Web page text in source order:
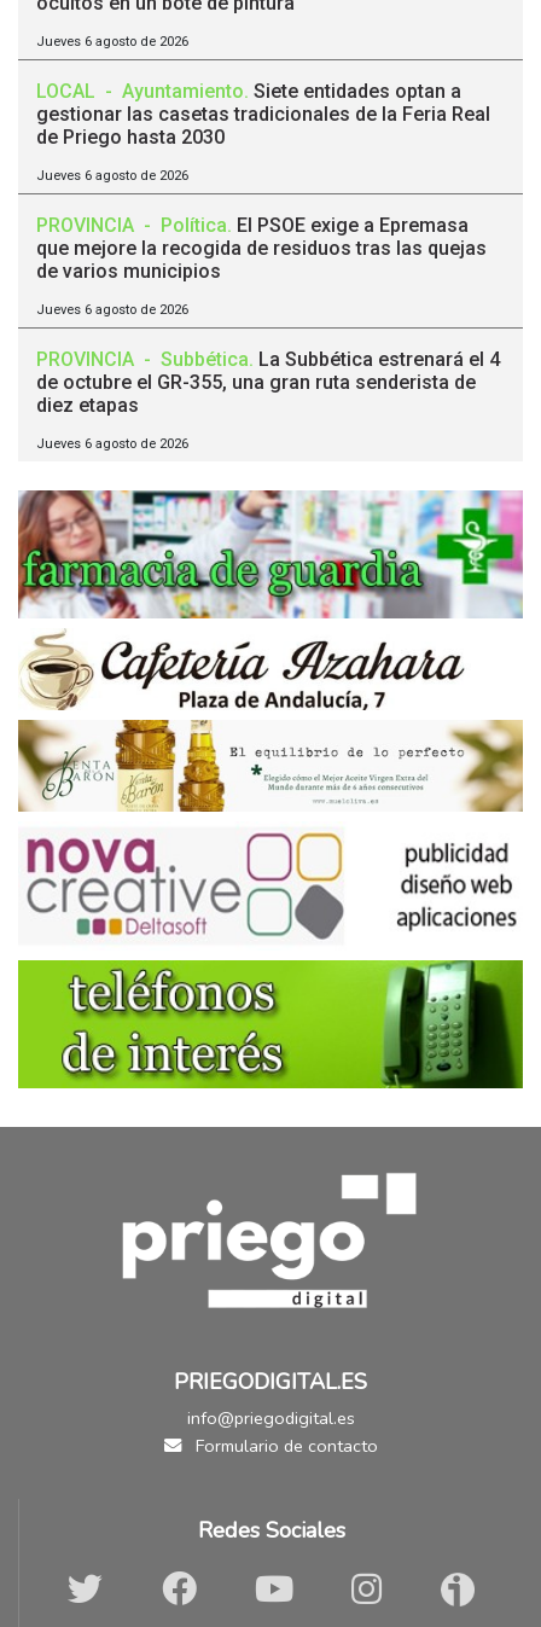
Jueves 6 agosto de 2026
LOCAL - Ayuntamiento. Siete entidades optan a
gestionar las casetas tradicionales de la Feria Real
de Priego hasta 2030
Jueves 6 agosto de 2026
PROVINCIA - Política. El PSOE exige a Epremasa
que mejore la recogida de residuos tras las quejas
de varios municipios
Jueves 6 agosto de 2026
PROVINCIA - Subbética. La Subbética estrenará el 4
de octubre el GR-355, una gran ruta senderista de
diez etapas
Jueves 6 agosto de 2026
PRIEGODIGITAL.ES
info@priegodigital.es
Formulario de contacto
Redes Sociales